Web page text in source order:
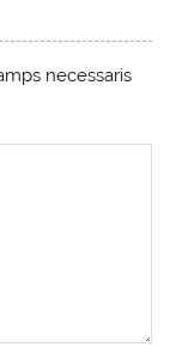
necessaris